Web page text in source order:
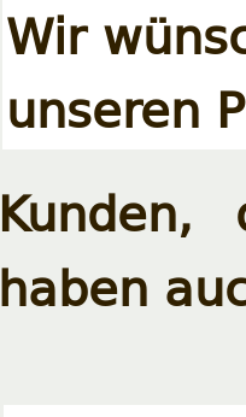
Wir
unseren
haben